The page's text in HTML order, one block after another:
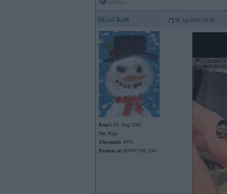
HiJaCKeR 30. Apr 2016, 19:08
Kopš: 04. Aug 2003
No: Rīga
Ziņojumi: 4976
Braucu ar: BMW E90 330i